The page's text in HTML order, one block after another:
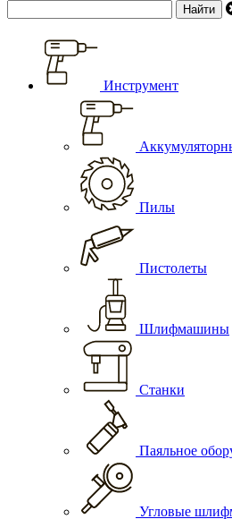
Инструмент
Пилы
Пистолеты
Шлифмашины
Станки
Паяльное
Угловые